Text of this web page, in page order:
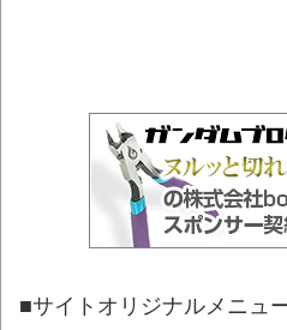
■サイトオリジナルメニュ